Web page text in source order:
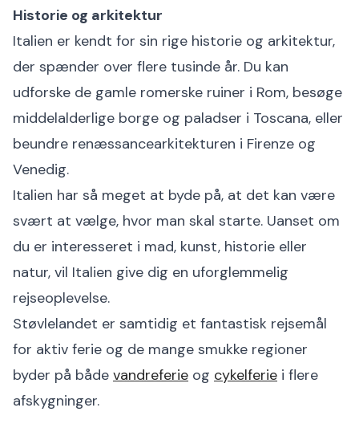
Historie og arkitektur
Italien er kendt for sin rige historie og arkitektur,
der spænder over flere tusinde år. Du kan
udforske de gamle romerske ruiner i Rom, besøge
middelalderlige borge og paladser i Toscana, eller
beundre renæssancearkitekturen i Firenze og
Venedig.
Italien har så meget at byde på, at det kan være
svært at vælge, hvor man skal starte. Uanset om
du er interesseret i mad, kunst, historie eller
natur, vil Italien give dig en uforglemmelig
rejseoplevelse.
Støvlelandet er samtidig et fantastisk rejsemål
for aktiv ferie og de mange smukke regioner
byder på både vandreferie og cykelferie i flere
afskygninger.